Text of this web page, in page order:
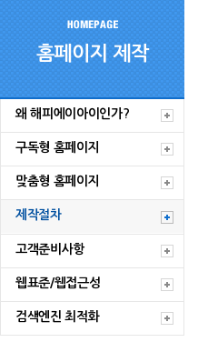
홈페이지 제작
왜 해피에이아이인가?
구독형 홈페이지
맞춤형 홈페이지
제작절차
고객준비사항
웹표준/웹접근성
검색엔진 최적화